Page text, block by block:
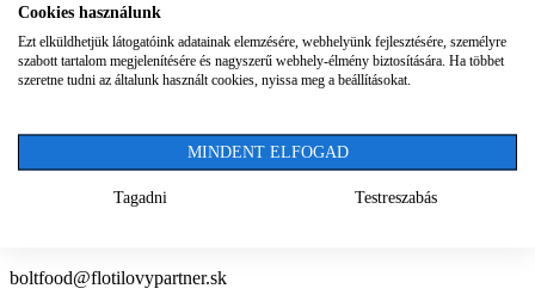
Wolt Partner
További információ
+36 20 436 8552
boltfood@flotilovypartner.sk
Cookies használunk
Ezt elküldhetjük látogatóink adatainak elemzésére, webhelyünk fejlesztésére, személyre
szabott tartalom megjelenítésére és nagyszerű webhely-élmény biztosítására. Ha többet
szeretne tudni az általunk használt cookies, nyissa meg a beállításokat.
MINDENT ELFOGAD
Tagadni Testreszabás